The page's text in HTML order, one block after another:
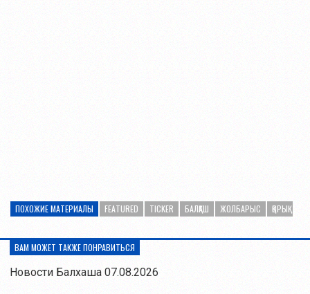
ПОХОЖИЕ МАТЕРИАЛЫ FEATURED TICKER БАЛҚАШ ЖОЛБАРЫС ҚОРЫҚ
ВАМ МОЖЕТ ТАКЖЕ ПОНРАВИТЬСЯ
Новости Балхаша 07.08.2026